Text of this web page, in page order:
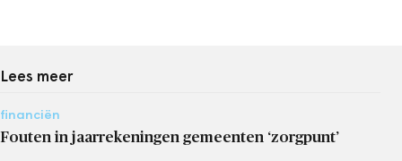
Lees meer
financiën
Fouten in jaarrekeningen gemeenten ‘zorgpunt’